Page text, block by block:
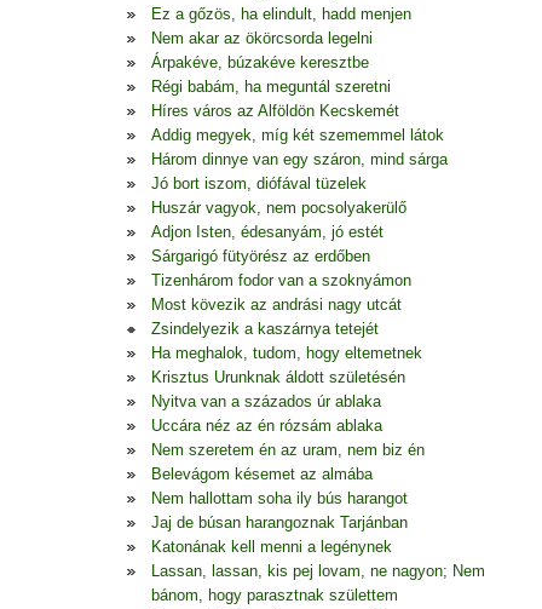
Ez a gőzös, ha elindult, hadd menjen
Nem akar az ökörcsorda legelni
Árpakéve, búzakéve keresztbe
Régi babám, ha meguntál szeretni
Híres város az Alföldön Kecskemét
Addig megyek, míg két szememmel látok
Három dinnye van egy száron, mind sárga
Jó bort iszom, diófával tüzelek
Huszár vagyok, nem pocsolyakerülő
Adjon Isten, édesanyám, jó estét
Sárgarigó fütyörész az erdőben
Tizenhárom fodor van a szoknyámon
Most kövezik az andrási nagy utcát
Zsindelyezik a kaszárnya tetejét
Ha meghalok, tudom, hogy eltemetnek
Krisztus Urunknak áldott születésén
Nyitva van a százados úr ablaka
Uccára néz az én rózsám ablaka
Nem szeretem én az uram, nem biz én
Belevágom késemet az almába
Nem hallottam soha ily bús harangot
Jaj de búsan harangoznak Tarjánban
Katonának kell menni a legénynek
Lassan, lassan, kis pej lovam, ne nagyon; Nem
bánom, hogy parasztnak születtem